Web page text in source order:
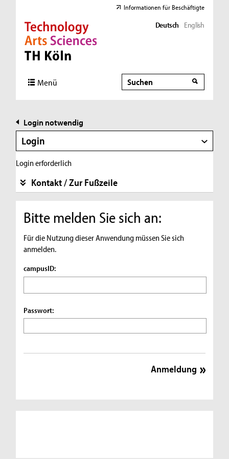
Direkt zur Hauptnavigation
Direkt zur Subnavigation
Direkt zum Inhalt
Direkt zum Fußbereich
Informationen für Beschäftigte
Deutsch English
Menü Suche
Suche
Login notwendig
Login
Login erforderlich
Kontakt / Zur Fußzeile
Bitte melden Sie sich an:
Für die Nutzung dieser Anwendung müssen Sie sich
anmelden.
campusID:
Passwort: